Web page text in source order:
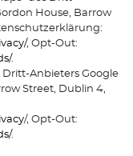
House, Barrow
, Opt-Out:
.
Dritt-Anbieters Google
Street, Dublin 4,
/, Opt-Out:
.